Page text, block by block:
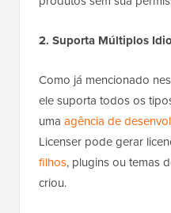
2. Suporta Múltiplos
Como já mencionado
ele suporta todos os
uma agência de
Licenser pode gerar
filhos, plugins ou temas
criou.